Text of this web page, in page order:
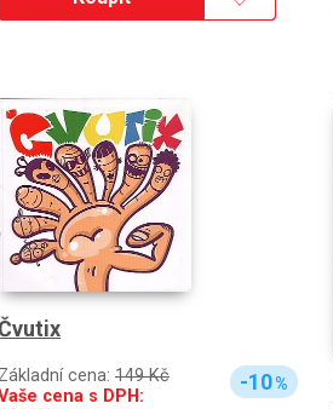
Základní cena: 149 Kč
cena s DPH:
-10%